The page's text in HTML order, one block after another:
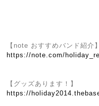
【note おすすめバンド紹介】
https://note.com/
【グッズあります！】
https://